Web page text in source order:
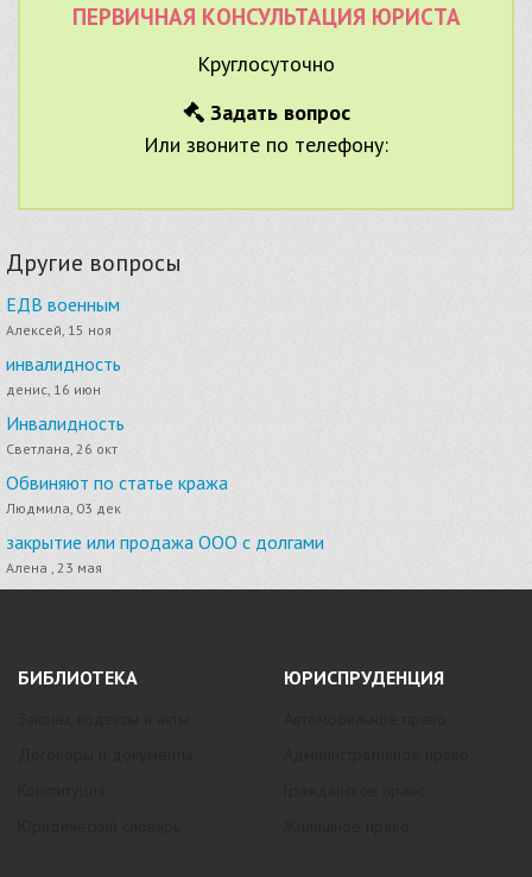
ПЕРВИЧНАЯ КОНСУЛЬТАЦИЯ ЮРИСТА
Круглосуточно
Задать вопрос
Или звоните по телефону:
Другие вопросы
ЕДВ военным
Алексей, 15 ноя
инвалидность
денис, 16 июн
Инвалидность
Светлана, 26 окт
Обвиняют по статье кража
Людмила, 03 дек
закрытие или продажа ООО с долгами
Алена , 23 мая
БИБЛИОТЕКА ЮРИСПРУДЕНЦИЯ